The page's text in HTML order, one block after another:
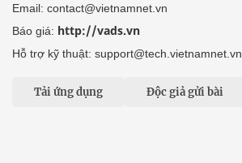
Email: contact@vietnamnet.vn
Báo giá: http://vads.vn
Hỗ trợ kỹ thuật: support@tech.vietnamnet.vn
Tải ứng dụng Độc giả gửi bài